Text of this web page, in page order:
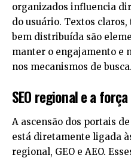
organizados influencia
do usuário. Textos
bem distribuída são
manter o engajamento e
nos mecanismos de busca.
SEO regional e a
A ascensão dos portais
está diretamente ligada
regional, GEO e AEO.